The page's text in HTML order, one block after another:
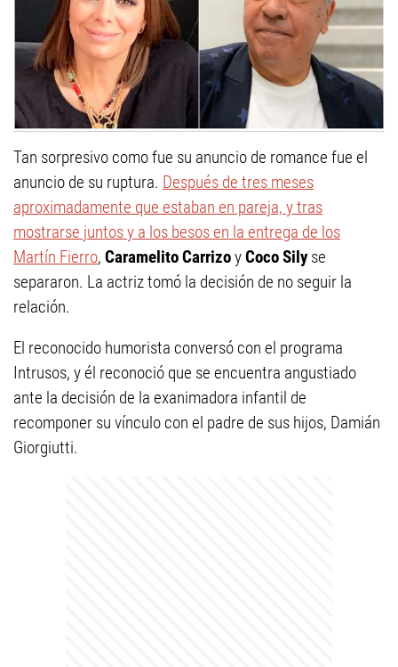
Tan sorpresivo como fue su anuncio de romance fue el
anuncio de su ruptura. Después de tres meses
aproximadamente que estaban en pareja, y tras
mostrarse juntos y a los besos en la entrega de los
Martín Fierro, Caramelito CarrizoyCoco Silyse
separaron. La actriz tomó la decisión de no seguir la
relación.
El reconocido humorista conversó con el programa
Intrusos, y él reconoció que se encuentra angustiado
ante la decisión de la exanimadora infantil de
recomponer su vínculo con el padre de sus hijos, Damián
Giorgiutti.